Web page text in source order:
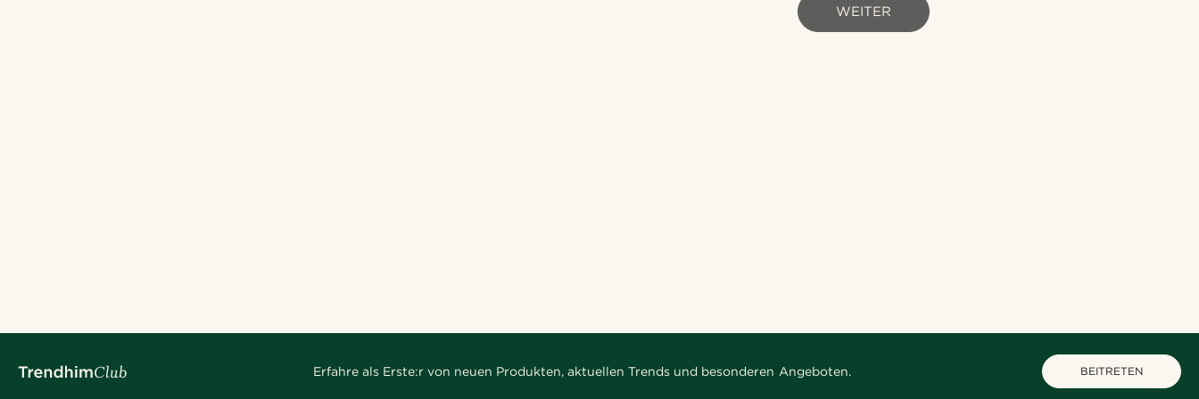
WEITER
Erfahre als Erste:r von neuen Produkten, aktuellen Trends und besonderen Angeboten. BEITRETEN